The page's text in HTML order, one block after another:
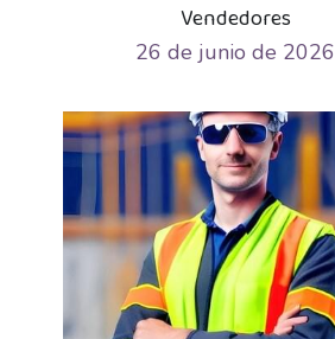
Vendedores
26 de junio de 2026